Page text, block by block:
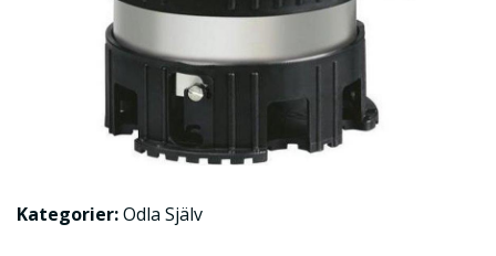
Kategorier:Odla Själv